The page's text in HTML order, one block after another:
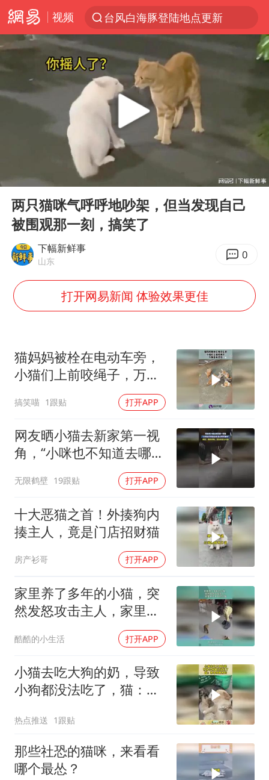
视频
台风白海豚登陆地点更新
台风白海豚进入48小时警戒线
中方回应是否在太平洋海底开采稀土
台风白海豚影响中国已成定局
看守所辅警收受10万获刑1年
多地要求领导干部带头休假
U17国足1分钟轰2球
宇树科技发行价格150.80元/股
五粮液渠道价一箱上涨近百元
80后女柜员逆袭成4200亿银行副行长
女子利用漏洞0元薅走3000多件家电
24小时不关空调 电费会更低吗
奋进开新局 实干挑大梁
Play
两只猫咪气呼呼地吵架，但当发现自己
被围观那一刻，搞笑了
下幅新鲜事
山东 0
打开网易新闻 体验效果更佳
猫妈妈被栓在电动车旁，
小猫们上前咬绳子，万物
搞笑喵 1跟贴 打开APP
网友晒小猫去新家第一视
角，“小咪也不知道去哪
无限鹤壁 19跟贴 打开APP
十大恶猫之首！外揍狗内
揍主人，竟是门店招财猫
房产衫哥 打开APP
家里养了多年的小猫，突
然发怒攻击主人，家里养
酷酷的小生活 打开APP
小猫去吃大狗的奶，导致
小狗都没法吃了，猫：我
热点推送 1跟贴
那些社恐的猫咪，来看看
哪个最怂？